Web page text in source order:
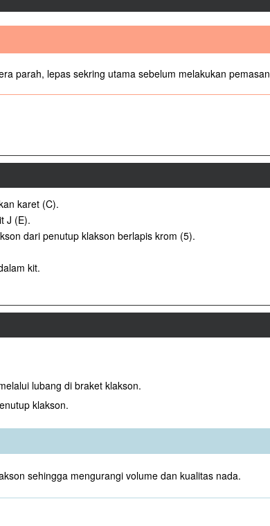
parah, lepas sekring utama sebelum melakukan
karet (C).
J (E).
dari penutup klakson berlapis krom (5).
kit.
lubang di braket klakson.
klakson.
sehingga mengurangi volume dan kualitas nada.